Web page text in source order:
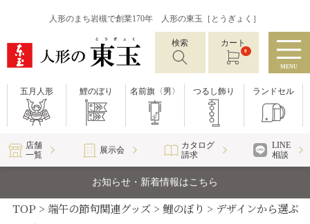
人形のまち岩槻で創業170年 人形の東玉［とうぎょく］
検索 カート
0
MENU
五月人形 鯉のぼり 名前旗〈男〉 つるし飾り ランドセル
店舗
一覧
展示会
カタログ
請求
LINE
相談
お知らせ・新着情報はこちら
TOP 端午の節句関連グッズ 鯉のぼり
デザインから選ぶ